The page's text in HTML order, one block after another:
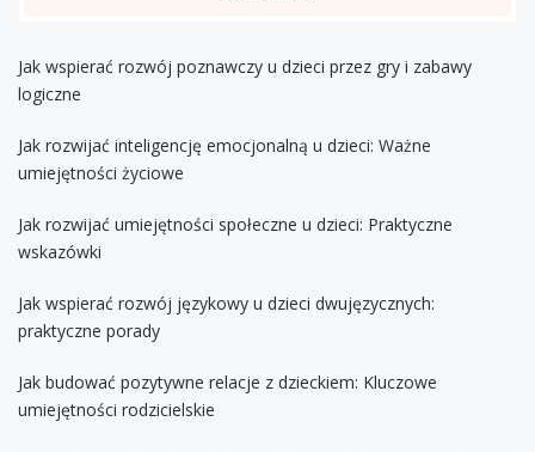
Jak wspierać rozwój poznawczy u dzieci przez gry i zabawy
logiczne
Jak rozwijać inteligencję emocjonalną u dzieci: Ważne
umiejętności życiowe
Jak rozwijać umiejętności społeczne u dzieci: Praktyczne
wskazówki
Jak wspierać rozwój językowy u dzieci dwujęzycznych:
praktyczne porady
Jak budować pozytywne relacje z dzieckiem: Kluczowe
umiejętności rodzicielskie